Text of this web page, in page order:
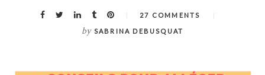
27 COMMENTS
by SABRINA DEBUSQUAT